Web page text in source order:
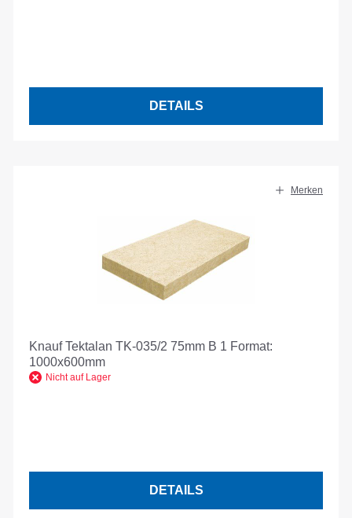
DETAILS
Merken
Knauf Tektalan TK-035/2 75mm B 1 Format:
1000x600mm
Nicht auf Lager
DETAILS